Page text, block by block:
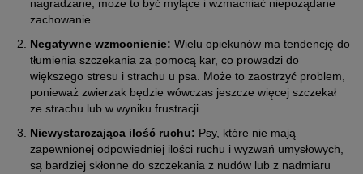
nagradzane, może to być mylące i wzmacniać niepożądane
zachowanie.
Negatywne wzmocnienie: Wielu opiekunów ma tendencję do
tłumienia szczekania za pomocą kar, co prowadzi do
większego stresu i strachu u psa. Może to zaostrzyć problem,
ponieważ zwierzak będzie wówczas jeszcze więcej szczekał
ze strachu lub w wyniku frustracji.
Niewystarczająca ilość ruchu: Psy, które nie mają
zapewnionej odpowiedniej ilości ruchu i wyzwań umysłowych,
są bardziej skłonne do szczekania z nudów lub z nadmiaru